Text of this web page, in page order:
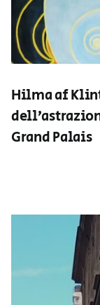
Hilma af
Grand Palais